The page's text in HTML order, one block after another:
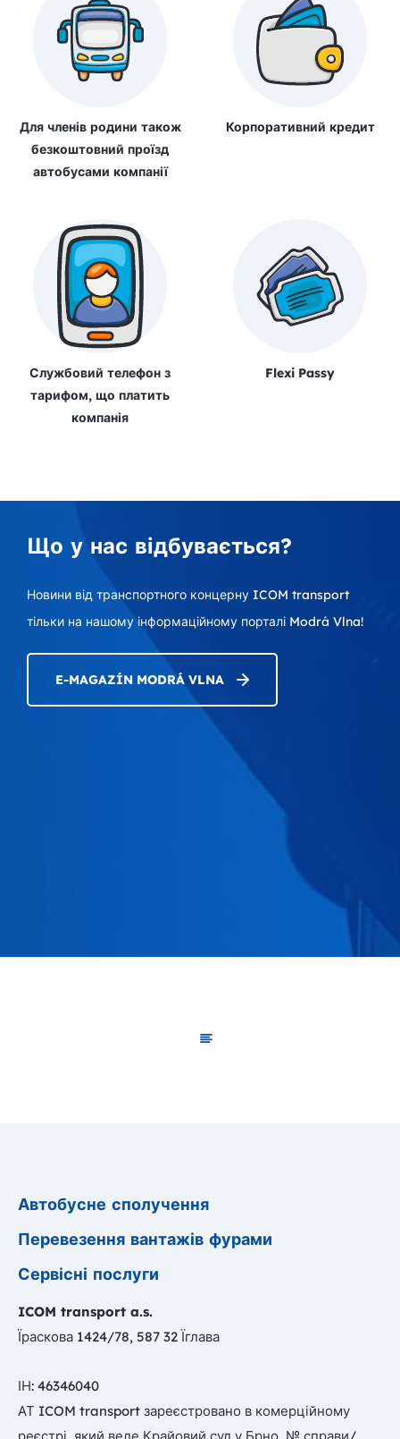
Для членів родини також
безкоштовний проїзд
автобусами компанії
Корпоративний кредит
Службовий телефон з
тарифом, що платить
компанія
Flexi Passy
Що у нас відбувається?
Новини від транспортного концерну ICOM transport
тільки на нашому інформаційному порталі Modrá Vlna!
E-MAGAZÍN MODRÁ VLNA
Автобусне сполучення
Перевезення вантажів фурами
Сервісні послуги
ICOM transport a.s.
Їраскова 1424/78, 587 32 Їглава
ІН: 46346040
АТ ICOM transport зареєстровано в комерційному